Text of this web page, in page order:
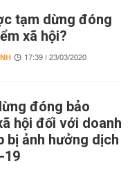
tạm dừng đóng
xã hội?
17:39 | 23/03/2020
đóng bảo
hội đối với doanh
bị ảnh hưởng dịch
19